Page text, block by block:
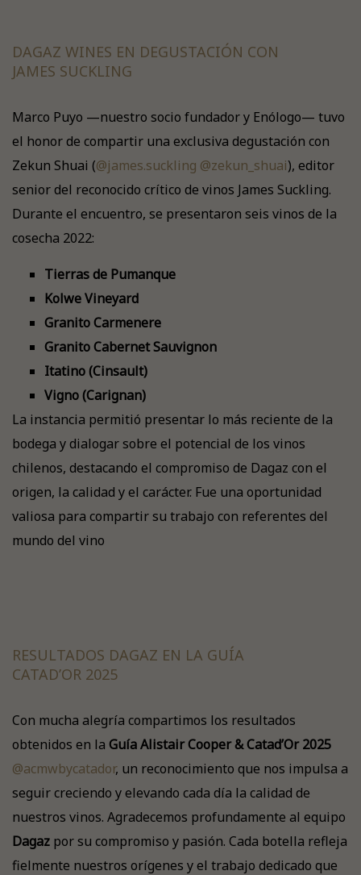
DAGAZ WINES EN DEGUSTACIÓN CON
JAMES SUCKLING
Marco Puyo —nuestro socio fundador y Enólogo— tuvo
el honor de compartir una exclusiva degustación con
Zekun Shuai (@james.suckling @zekun_shuai), editor
senior del reconocido crítico de vinos James Suckling.
Durante el encuentro, se presentaron seis vinos de la
cosecha 2022:
Tierras de Pumanque
Kolwe Vineyard
Granito Carmenere
Granito Cabernet Sauvignon
Itatino (Cinsault)
Vigno (Carignan)
La instancia permitió presentar lo más reciente de la
bodega y dialogar sobre el potencial de los vinos
chilenos, destacando el compromiso de Dagaz con el
origen, la calidad y el carácter. Fue una oportunidad
valiosa para compartir su trabajo con referentes del
mundo del vino
RESULTADOS DAGAZ EN LA GUÍA
CATAD’OR 2025
Con mucha alegría compartimos los resultados
obtenidos en la Guía Alistair Cooper & Catad’Or 2025
@acmwbycatador, un reconocimiento que nos impulsa a
seguir creciendo y elevando cada día la calidad de
nuestros vinos. Agradecemos profundamente al equipo
Dagaz por su compromiso y pasión. Cada botella refleja
fielmente nuestros orígenes y el trabajo dedicado que